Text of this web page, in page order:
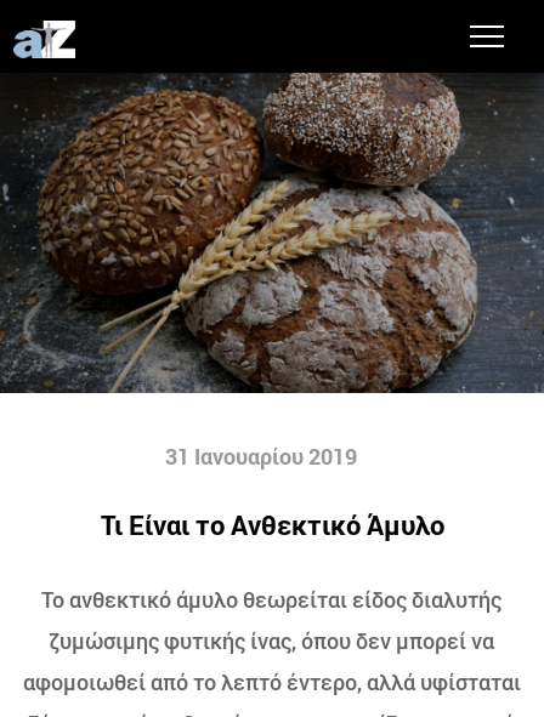
31 Ιανουαρίου 2019
Τι Είναι το Ανθεκτικό Άμυλο
Το ανθεκτικό άμυλο θεωρείται είδος διαλυτής
ζυμώσιμης φυτικής ίνας, όπου δεν μπορεί να
αφομοιωθεί από το λεπτό έντερο, αλλά υφίσταται